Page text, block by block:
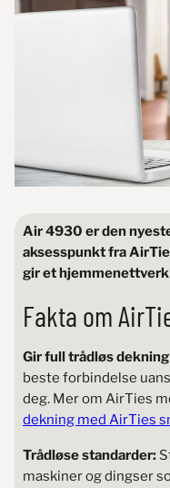
Air 4930 er den
aksesspunkt fra
gir et
Fakta om
Gir full trådløs dekning
beste forbindelse
deg. Mer om AirTies
dekning med AirTies
Trådløse standarder:
maskiner og dingser